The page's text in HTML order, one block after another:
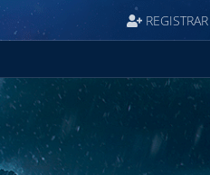
REGISTRAR